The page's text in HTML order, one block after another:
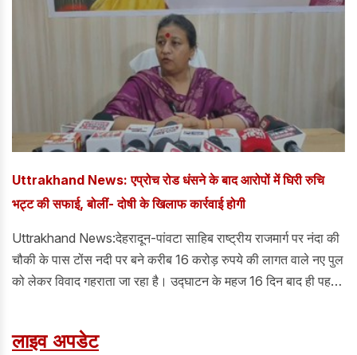
कॉलेज एवं अस्पताल में भर्ती कराया गया है।
Uttrakhand News: एप्रोच रोड धंसने के बाद आरोपों में घिरी रुचि
भट्ट की सफाई, बोलीं- दोषी के खिलाफ कार्रवाई होगी
Uttrakhand News:देहरादून-पांवटा साहिब राष्ट्रीय राजमार्ग पर नंदा की
चौकी के पास टोंस नदी पर बने करीब 16 करोड़ रुपये की लागत वाले नए पुल
को लेकर विवाद गहराता जा रहा है। उद्घाटन के महज 16 दिन बाद ही पहली
लाइव अपडेट